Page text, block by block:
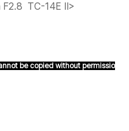
TC-14E II>
be copied without permissio